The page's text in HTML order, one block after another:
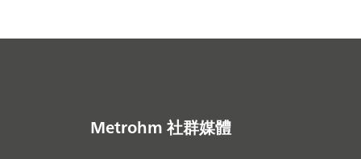
Metrohm 社群媒體